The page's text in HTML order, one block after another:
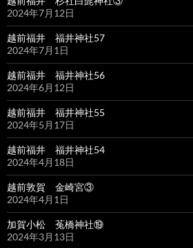
2024年7月12日
越前福井 福井神社57
2024年7月1日
越前福井 福井神社56
2024年6月12日
越前福井 福井神社55
2024年5月17日
越前福井 福井神社54
2024年4月18日
越前敦賀 金崎宮③
2024年4月1日
加賀小松 菟橋神社⑲
2024年3月13日